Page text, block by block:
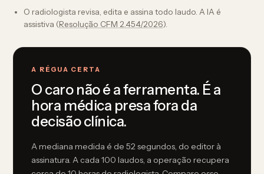
O radiologista revisa, edita e assina todo laudo. A IA é
assistiva (Resolução CFM 2.454/2026).
A RÉGUA CERTA
O caro não é a ferramenta. É a
hora médica presa fora da
decisão clínica.
A mediana medida é de 52 segundos, do editor à
assinatura. A cada 100 laudos, a operação recupera